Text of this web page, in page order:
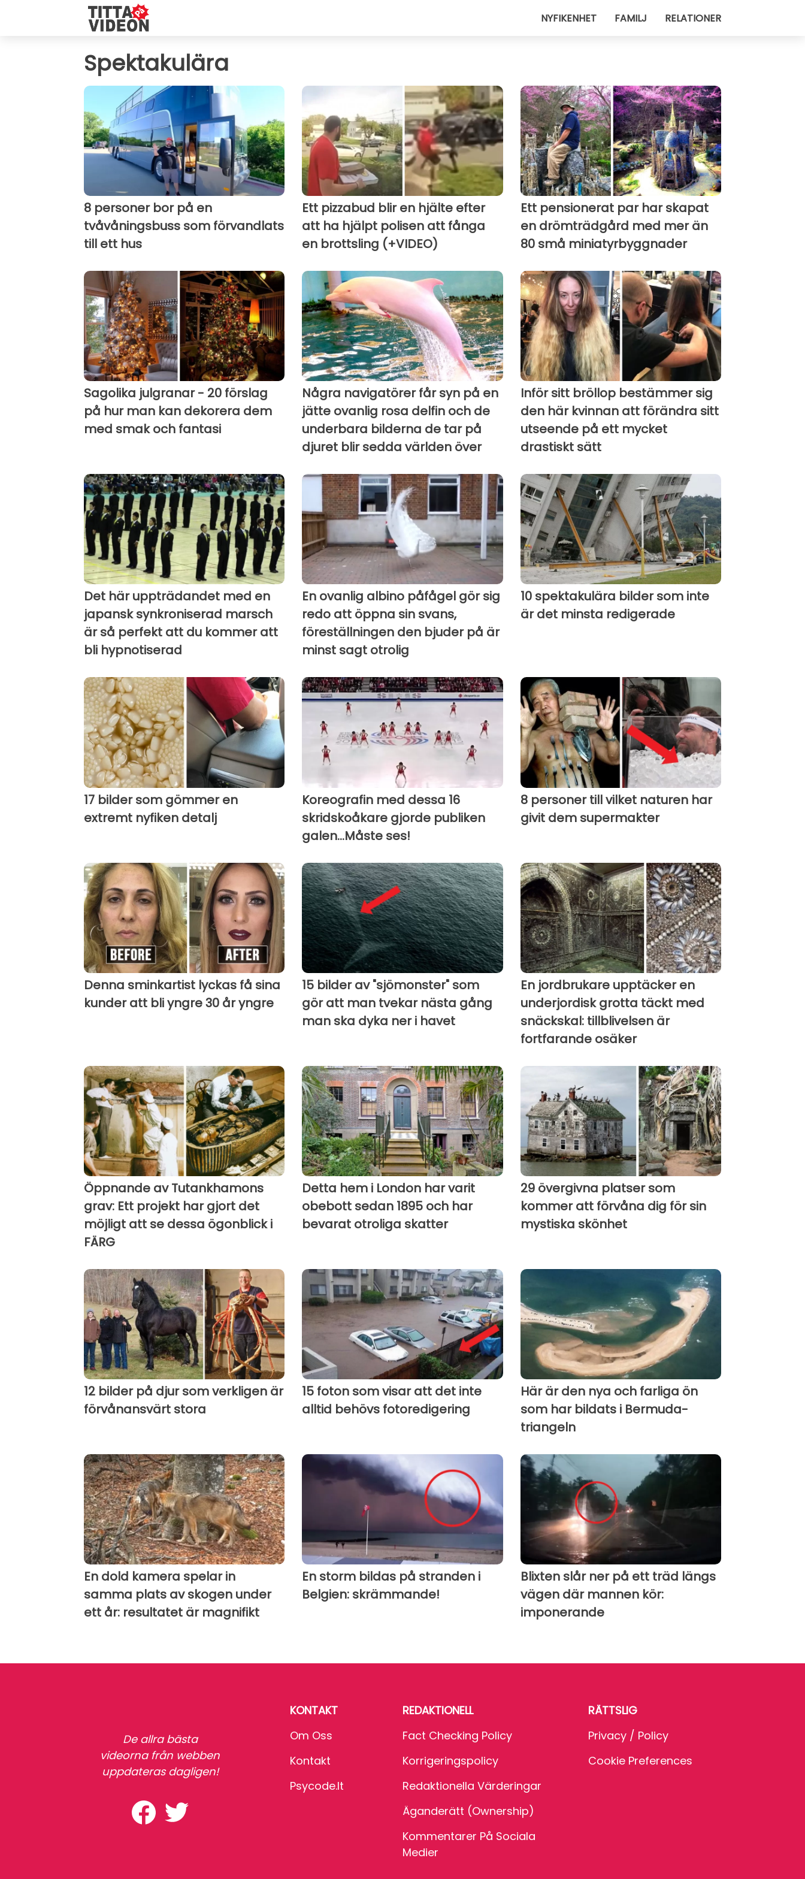
NYFIKENHET FAMILJ RELATIONER
Spektakulära
8 personer bor på en
tvåvåningsbuss som förvandlats
till ett hus
Ett pizzabud blir en hjälte efter
att ha hjälpt polisen att fånga
en brottsling (+VIDEO)
Ett pensionerat par har skapat
en drömträdgård med mer än
80 små miniatyrbyggnader
Sagolika julgranar - 20 förslag
på hur man kan dekorera dem
med smak och fantasi
Några navigatörer får syn på en
jätte ovanlig rosa delfin och de
underbara bilderna de tar på
djuret blir sedda världen över
Inför sitt bröllop bestämmer sig
den här kvinnan att förändra sitt
utseende på ett mycket
drastiskt sätt
Det här uppträdandet med en
japansk synkroniserad marsch
är så perfekt att du kommer att
bli hypnotiserad
En ovanlig albino påfågel gör sig
redo att öppna sin svans,
föreställningen den bjuder på är
minst sagt otrolig
10 spektakulära bilder som inte
är det minsta redigerade
17 bilder som gömmer en
extremt nyfiken detalj
Koreografin med dessa 16
skridskoåkare gjorde publiken
galen...Måste ses!
8 personer till vilket naturen har
givit dem supermakter
Denna sminkartist lyckas få sina
kunder att bli yngre 30 år yngre
15 bilder av "sjömonster" som
gör att man tvekar nästa gång
man ska dyka ner i havet
En jordbrukare upptäcker en
underjordisk grotta täckt med
snäckskal: tillblivelsen är
fortfarande osäker
Öppnande av Tutankhamons
grav: Ett projekt har gjort det
möjligt att se dessa ögonblick i
FÄRG
Detta hem i London har varit
obebott sedan 1895 och har
bevarat otroliga skatter
29 övergivna platser som
kommer att förvåna dig för sin
mystiska skönhet
12 bilder på djur som verkligen är
förvånansvärt stora
15 foton som visar att det inte
alltid behövs fotoredigering
Här är den nya och farliga ön
som har bildats i Bermuda-
triangeln
En dold kamera spelar in
samma plats av skogen under
ett år: resultatet är magnifikt
En storm bildas på stranden i
Belgien: skrämmande!
Blixten slår ner på ett träd längs
vägen där mannen kör:
imponerande
De allra bästa
videorna från webben
uppdateras dagligen!
KONTAKT
Om Oss
Kontakt
Psycode.it
REDAKTIONELL
Fact Checking Policy
Korrigeringspolicy
Redaktionella Värderingar
Äganderätt (Ownership)
Kommentarer På Sociala
Medier
RÄTTSLIG
Privacy / Policy
Cookie Preferences